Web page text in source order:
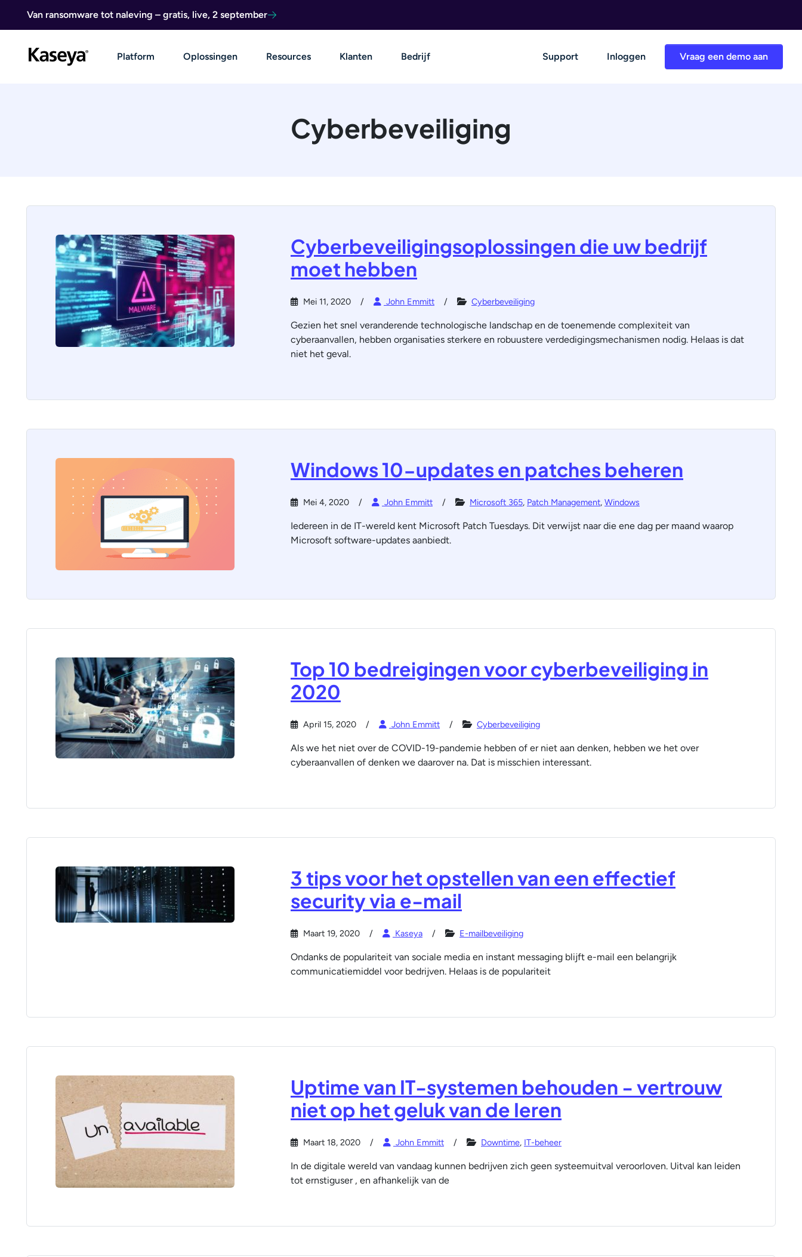
Van ransomware tot naleving – gratis, live, 2 september
Vraag een demo aan
Platform Oplossingen Resources Klanten Bedrijf Support Inloggen
Cyberbeveiliging
Cyberbeveiligingsoplossingen die uw bedrijf
moet hebben
Mei 11, 2020 John Emmitt Cyberbeveiliging
Gezien het snel veranderende technologische landschap en de toenemende complexiteit van
cyberaanvallen, hebben organisaties sterkere en robuustere verdedigingsmechanismen nodig. Helaas is dat
niet het geval.
Windows 10-updates en patches beheren
Mei 4, 2020 John Emmitt Microsoft 365, Patch Management, Windows
Iedereen in de IT-wereld kent Microsoft Patch Tuesdays. Dit verwijst naar die ene dag per maand waarop
Microsoft software-updates aanbiedt.
Top 10 bedreigingen voor cyberbeveiliging in
2020
April 15, 2020 John Emmitt Cyberbeveiliging
Als we het niet over de COVID-19-pandemie hebben of er niet aan denken, hebben we het over
cyberaanvallen of denken we daarover na. Dat is misschien interessant.
3 tips voor het opstellen van een effectief
security via e-mail
Maart 19, 2020 Kaseya E-mailbeveiliging
Ondanks de populariteit van sociale media en instant messaging blijft e-mail een belangrijk
communicatiemiddel voor bedrijven. Helaas is de populariteit
Uptime van IT-systemen behouden - vertrouw
niet op het geluk van de Ieren
Maart 18, 2020 John Emmitt Downtime, IT-beheer
In de digitale wereld van vandaag kunnen bedrijven zich geen systeemuitval veroorloven. Uitval kan leiden
tot ernstiguser , en afhankelijk van de